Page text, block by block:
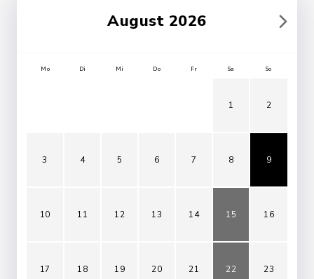
August 2026
Mo Di Mi Do Fr Sa So
1 2
3 4 5 6 7 8 9
10 11 12 13 14 15 16
17 18 19 20 21 22 23